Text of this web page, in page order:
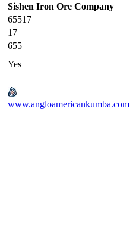
Sishen Iron Ore Company
65517
17
655
Yes
www.angloamericankumba.com